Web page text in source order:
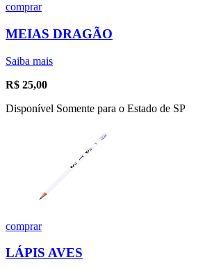
comprar
MEIAS DRAGÃO
Saiba mais
R$ 25,00
Disponível Somente para o Estado de SP
comprar
LÁPIS AVES